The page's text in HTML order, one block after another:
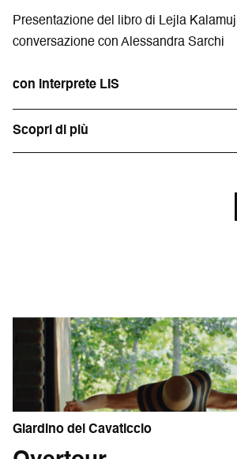
Presentazione del libro di Lejla
conversazione con Alessandra Sarchi
con interprete LIS
Scopri di più
Giardino del Cavaticcio